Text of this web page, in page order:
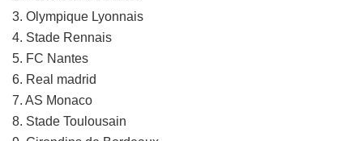
3. Olympique Lyonnais
4. Stade Rennais
5. FC Nantes
6. Real madrid
7. AS Monaco
8. Stade Toulousain